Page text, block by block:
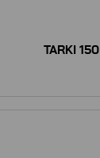
TARKI 150